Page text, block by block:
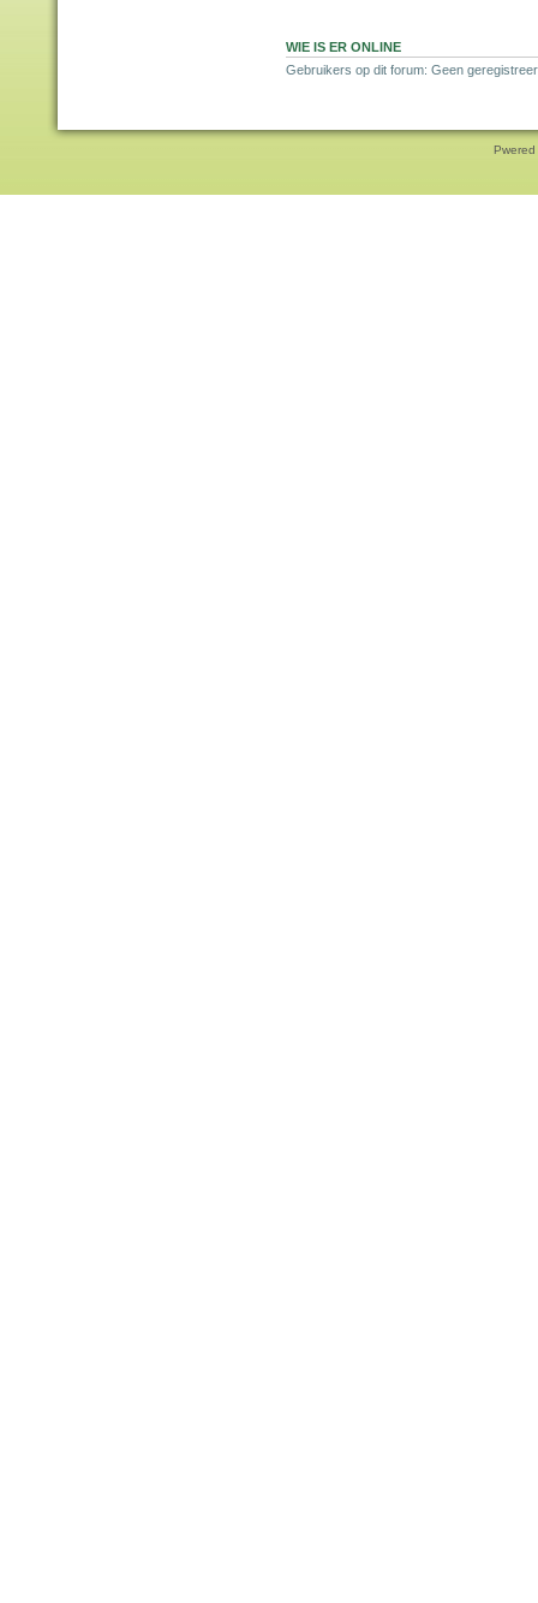
WIE IS ER ONLINE
Gebruikers op dit forum: Geen